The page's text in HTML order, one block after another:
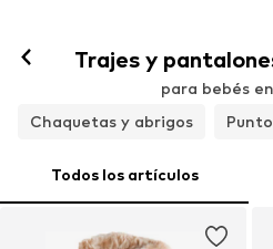
Trajes y
para bebés
Chaquetas y abrigos
Todos los artículos